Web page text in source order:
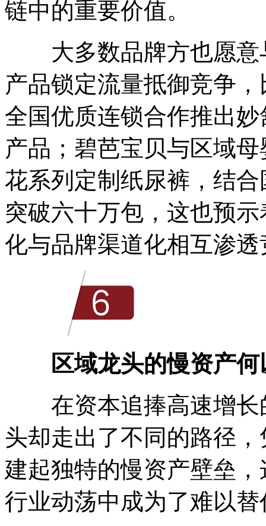
链中的重要价值。
大多数品牌方也愿意
产品锁定流量抵御竞争
全国优质连锁合作推出
产品；碧芭宝贝与区域
花系列定制纸尿裤，结
突破六十万包，这也预
化与品牌渠道化相互渗
区域龙头的慢资产
在资本追捧高速增长
头却走出了不同的路径
建起独特的慢资产壁垒
行业动荡中成为了难以